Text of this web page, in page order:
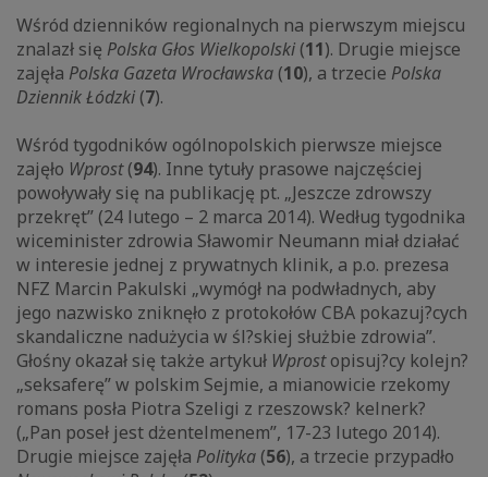
Wśród dzienników regionalnych na pierwszym miejscu
znalazł się Polska Głos Wielkopolski (11). Drugie miejsce
zajęła Polska Gazeta Wrocławska (10), a trzecie Polska
Dziennik Łódzki (7).
Wśród tygodników ogólnopolskich pierwsze miejsce
zajęło Wprost(94). Inne tytuły prasowe najczęściej
powoływały się na publikację pt. „Jeszcze zdrowszy
przekręt” (24 lutego – 2 marca 2014). Według tygodnika
wiceminister zdrowia Sławomir Neumann miał działać
w interesie jednej z prywatnych klinik, a p.o. prezesa
NFZ Marcin Pakulski „wymógł na podwładnych, aby
jego nazwisko zniknęło z protokołów CBA pokazuj?cych
skandaliczne nadużycia w śl?skiej służbie zdrowia”.
Głośny okazał się także artykuł Wprostopisuj?cy kolejn?
„seksaferę” w polskim Sejmie, a mianowicie rzekomy
romans posła Piotra Szeligi z rzeszowsk? kelnerk?
(„Pan poseł jest dżentelmenem”, 17-23 lutego 2014).
Drugie miejsce zajęła Polityka (56), a trzecie przypadło